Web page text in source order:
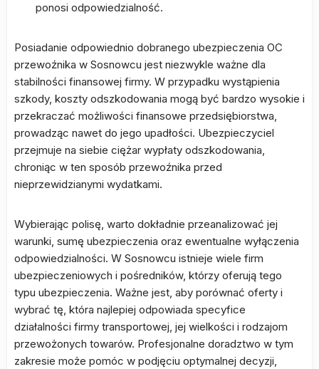
ponosi odpowiedzialność.
Posiadanie odpowiednio dobranego ubezpieczenia OC
przewoźnika w Sosnowcu jest niezwykle ważne dla
stabilności finansowej firmy. W przypadku wystąpienia
szkody, koszty odszkodowania mogą być bardzo wysokie i
przekraczać możliwości finansowe przedsiębiorstwa,
prowadząc nawet do jego upadłości. Ubezpieczyciel
przejmuje na siebie ciężar wypłaty odszkodowania,
chroniąc w ten sposób przewoźnika przed
nieprzewidzianymi wydatkami.
Wybierając polisę, warto dokładnie przeanalizować jej
warunki, sumę ubezpieczenia oraz ewentualne wyłączenia
odpowiedzialności. W Sosnowcu istnieje wiele firm
ubezpieczeniowych i pośredników, którzy oferują tego
typu ubezpieczenia. Ważne jest, aby porównać oferty i
wybrać tę, która najlepiej odpowiada specyfice
działalności firmy transportowej, jej wielkości i rodzajom
przewożonych towarów. Profesjonalne doradztwo w tym
zakresie może pomóc w podjęciu optymalnej decyzji,